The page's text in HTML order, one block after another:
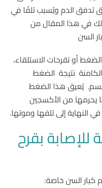
تدفق الدم ويُسبب تلفًا في
في هذا المقال من
السن
أو تقرحات الاستلقاء،
نتيجة الضغط
يُعيق هذا الضغط
يحرمها من الأكسجين
النهاية إلى تلفها وموتها.
بقرح
كبار السن خاصة: